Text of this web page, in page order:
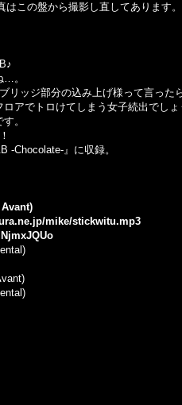
はこの盤から撮影し直してあります
…。
リッジ部分の込み上げ様って言った
アでトロけてしまう女子続出でしょ
。
-Chocolate-』に収録。
mike/stickwitu.mp3